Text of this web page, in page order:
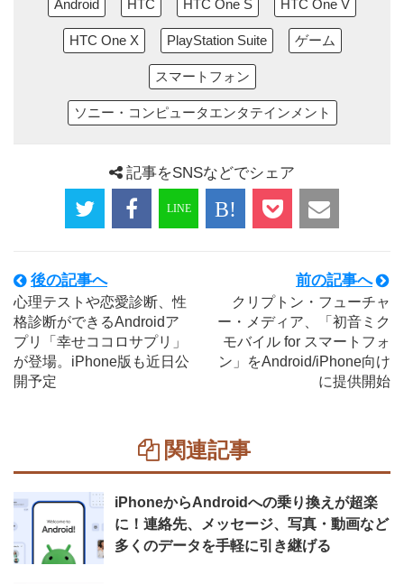
Android HTC HTC One S HTC One V
HTC One X PlayStation Suite ゲーム
スマートフォン
ソニー・コンピュータエンタテインメント
記事をSNSなどでシェア
後の記事へ
心理テストや恋愛診断、性
格診断ができるAndroidア
プリ「幸せココロサプリ」
が登場。iPhone版も近日公
開予定
前の記事へ
クリプトン・フューチャ
ー・メディア、「初音ミク
モバイル for スマートフォ
ン」をAndroid/iPhone向け
に提供開始
関連記事
iPhoneからAndroidへの乗り換えが超楽
に！連絡先、メッセージ、写真・動画など
多くのデータを手軽に引き継げる